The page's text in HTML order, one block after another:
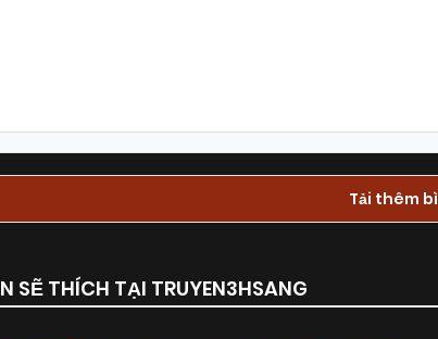
Tải thêm
SẼ THÍCH TẠI TRUYEN3HSANG